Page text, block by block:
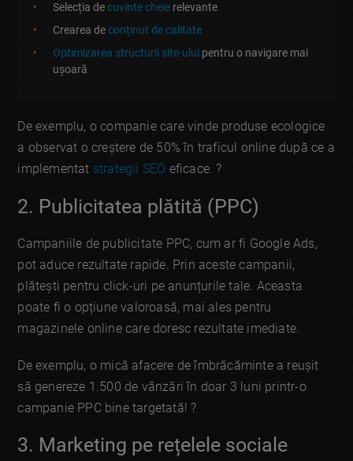
Selecția decuvinte cheie relevante
Crearea deconținut de calitate
Optimizarea structurii site-ului pentru o navigare mai
ușoară
De exemplu, o companie care vinde produse ecologice
a observat o creștere de 50% în traficul online după ce a
implementat strategii SEO eficace. ?
2. Publicitatea plătită (PPC)
Campaniile de publicitate PPC, cum ar fi Google Ads,
pot aduce rezultate rapide. Prin aceste campanii,
plătești pentru click-uri pe anunțurile tale. Aceasta
poate fi o opțiune valoroasă, mai ales pentru
magazinele online care doresc rezultate imediate.
De exemplu, o mică afacere de îmbrăcăminte a reușit
să genereze 1.500 de vânzări în doar 3 luni printr-o
campanie PPC bine targetată! ?
3. Marketing pe rețelele sociale